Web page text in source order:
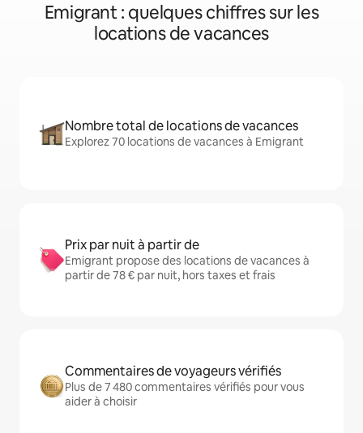
Emigrant : quelques chiffres sur les
locations de vacances
Nombre total de locations de vacances
Explorez 70 locations de vacances à Emigrant
Prix par nuit à partir de
Emigrant propose des locations de vacances à
partir de 78 € par nuit, hors taxes et frais
Commentaires de voyageurs vérifiés
Plus de 7 480 commentaires vérifiés pour vous
aider à choisir